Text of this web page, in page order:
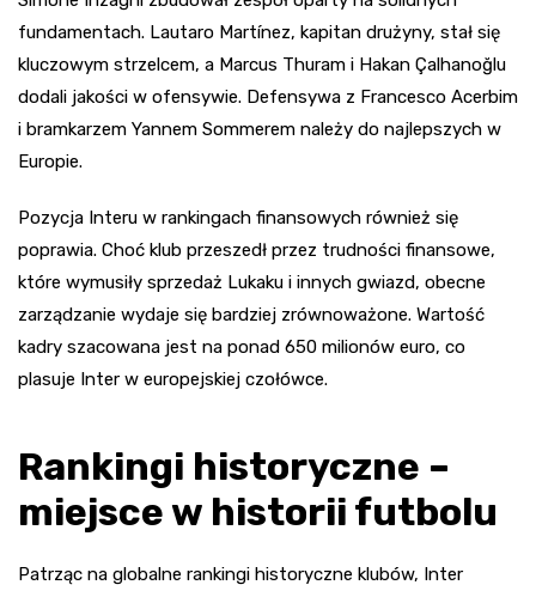
fundamentach. Lautaro Martínez, kapitan drużyny, stał się
kluczowym strzelcem, a Marcus Thuram i Hakan Çalhanoğlu
dodali jakości w ofensywie. Defensywa z Francesco Acerbim
i bramkarzem Yannem Sommerem należy do najlepszych w
Europie.
Pozycja Interu w rankingach finansowych również się
poprawia. Choć klub przeszedł przez trudności finansowe,
które wymusiły sprzedaż Lukaku i innych gwiazd, obecne
zarządzanie wydaje się bardziej zrównoważone. Wartość
kadry szacowana jest na ponad 650 milionów euro, co
plasuje Inter w europejskiej czołówce.
Rankingi historyczne –
miejsce w historii futbolu
Patrząc na globalne rankingi historyczne klubów, Inter